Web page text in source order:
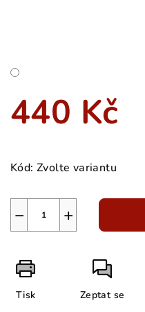
440 Kč
cena:
Kód: Zvolte variantu
+
−
Tisk Zeptat se